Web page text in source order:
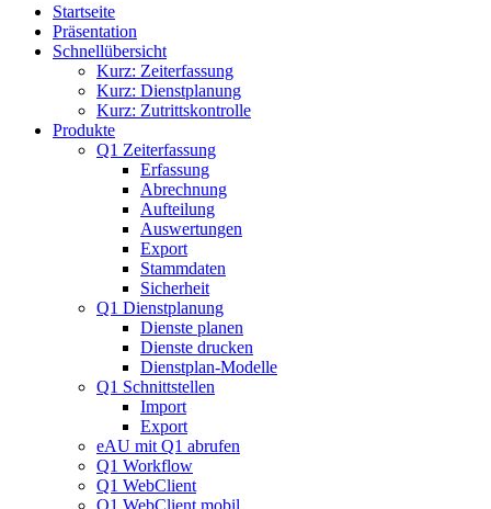
Startseite
Präsentation
Schnellübersicht
Kurz: Zeiterfassung
Kurz: Dienstplanung
Kurz: Zutrittskontrolle
Produkte
Q1 Zeiterfassung
Erfassung
Abrechnung
Aufteilung
Auswertungen
Export
Stammdaten
Sicherheit
Q1 Dienstplanung
Dienste planen
Dienste drucken
Dienstplan-Modelle
Q1 Schnittstellen
Import
Export
eAU mit Q1 abrufen
Q1 Workflow
Q1 WebClient
Q1 WebClient mobil